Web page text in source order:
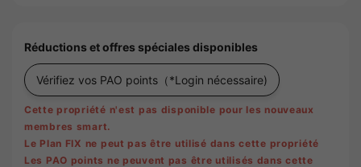
Réductions et offres spéciales disponibles
Vérifiez vos PAO points （*Login nécessaire)
Cette propriété n'est pas disponible pour les nouveaux
membres smart.
Le Plan FIX ne peut pas être utilisé dans cette propriété
Les PAO points ne peuvent pas être utilisés dans cette